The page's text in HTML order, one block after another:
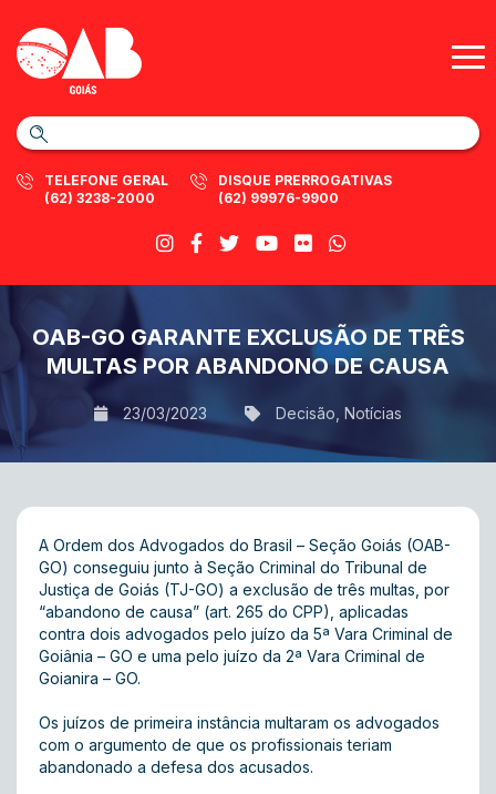
TELEFONE GERAL
(62) 3238-2000
DISQUE PRERROGATIVAS
(62) 99976-9900
OAB-GO GARANTE EXCLUSÃO DE TRÊS
MULTAS POR ABANDONO DE CAUSA
23/03/2023 Decisão Notícias
A Ordem dos Advogados do Brasil – Seção Goiás (OAB-
GO) conseguiu junto à Seção Criminal do Tribunal de
Justiça de Goiás (TJ-GO) a exclusão de três multas, por
“abandono de causa” (art. 265 do CPP), aplicadas
contra dois advogados pelo juízo da 5ª Vara Criminal de
Goiânia – GO e uma pelo juízo da 2ª Vara Criminal de
Goianira – GO.
Os juízos de primeira instância multaram os advogados
com o argumento de que os profissionais teriam
abandonado a defesa dos acusados.